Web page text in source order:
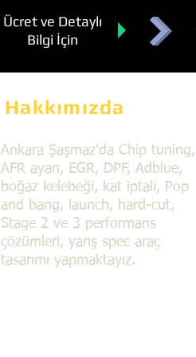
Ücret ve Detaylı
Bilgi İçin
Hakkımızda
Ankara Şaşmaz'da Chip tuning,
AFR ayarı, EGR, DPF, Adblue,
boğaz kelebeği, kat iptali, Pop
and bang, launch, hard-cut,
Stage 2 ve 3 performans
çözümleri, yarış spec araç
tasarımı yapmaktayız.